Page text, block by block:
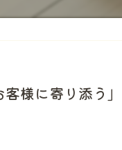
客様に寄り添う